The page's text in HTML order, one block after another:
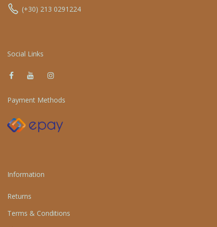
(+30) 213 0291224
Social Links
Payment Methods
Information
Returns
Terms & Conditions